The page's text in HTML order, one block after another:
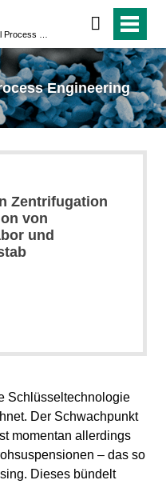
Engineering
Zentrifugation
von
und
Schlüsseltechnologie
Der Schwachpunkt
momentan allerdings
– das so
Dieses bündelt